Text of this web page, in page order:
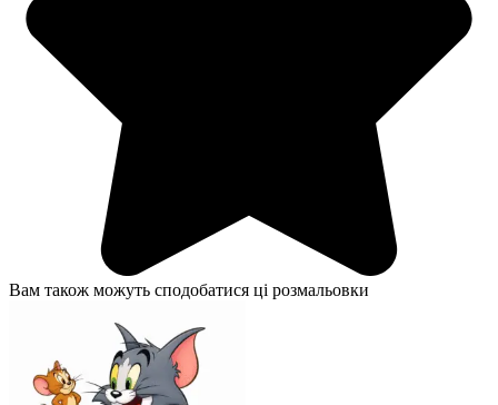
Вам також можуть сподобатися ці розмальовки